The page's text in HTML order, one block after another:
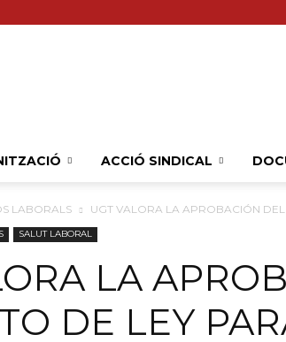
ACCIÓ SINDICAL
LABORALS UGT VALORA LA APROBACIÓN
SALUT LABORAL
LA
DE LEY